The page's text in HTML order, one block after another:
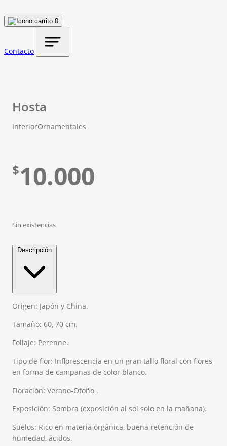
0
Contacto
Hosta
InteriorOrnamentales
$10.000
Sin existencias
Descripción
Origen: Japón y China.
Tamaño: 60, 70 cm.
Follaje: Perenne.
Tipo de flor: Inflorescencia en un gran tallo floral con flores
en forma de campanas de color blanco.
Floración: Verano-Otoño .
Exposición: Sombra (exposición al sol solo en la mañana).
Suelos: Rico en materia orgánica, buena retención de
humedad, ácidos.